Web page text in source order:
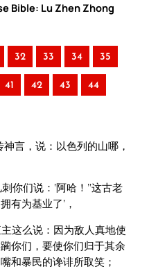
Bible: Lu Zhen Zhong
32 33 34 35
41 42 43 44
言，说：以色列的山哪，
你们说：‘阿哈！’‘这古老
有为基业了’，
这么说：因为敌人真地使
你们，要使你们归于其余
和暴民的谗诽所取笑；